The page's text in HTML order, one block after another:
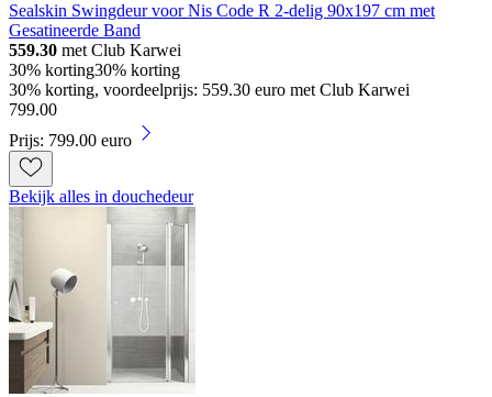
Sealskin Swingdeur voor Nis Code R 2-delig 90x197 cm met
Gesatineerde Band
559.30 met Club Karwei
30% korting30% korting
30% korting, voordeelprijs: 559.30 euro met Club Karwei
799.00
Prijs: 799.00 euro
Bekijk alles in douchedeur